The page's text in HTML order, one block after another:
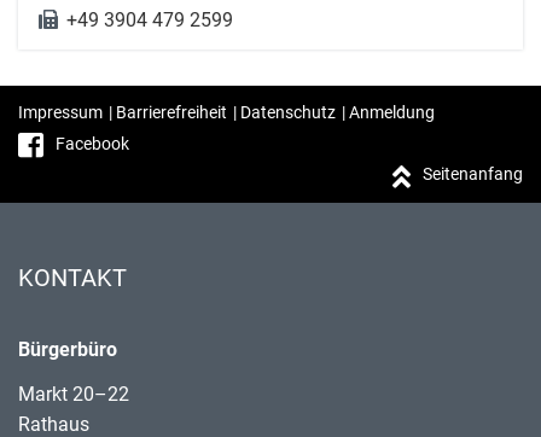
+49 3904 479 2599
Impressum | Barrierefreiheit | Datenschutz |Anmeldung
Facebook
Seitenanfang
KONTAKT
Bürgerbüro
Markt 20–22
Rathaus